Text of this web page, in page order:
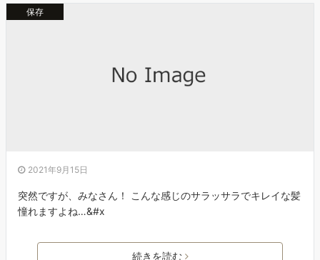
保存
2021年9月15日
突然ですが、みなさん！ こんな感じのサラッサラでキレイな髪
憧れますよね…&#x
続きを読む